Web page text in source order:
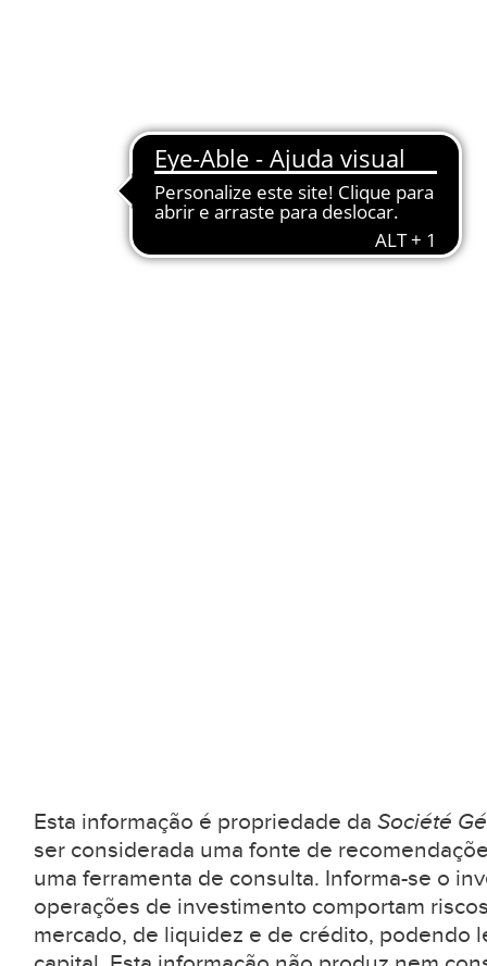
Esta informação é propriedade da Société
ser considerada uma fonte de
uma ferramenta de consulta. Informa-se o
operações de investimento comportam
mercado, de liquidez e de crédito, podendo